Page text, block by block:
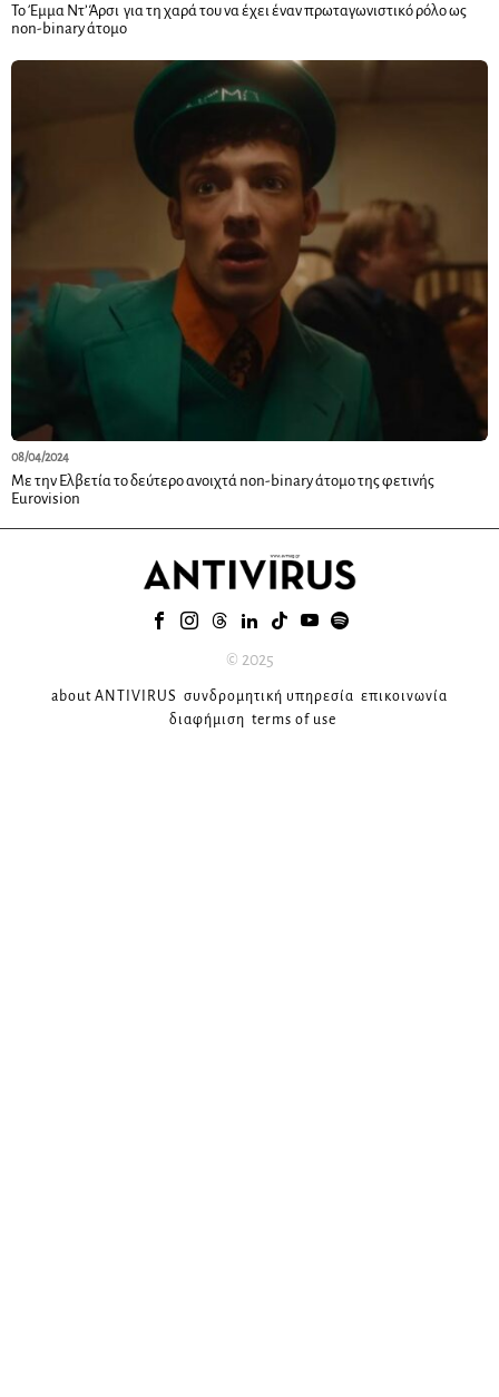
Το Έμμα Ντ’Άρσι για τη χαρά του να έχει έναν πρωταγωνιστικό ρόλο ως
non-binary άτομο
08/04/2024
Με την Ελβετία το δεύτερο ανοιχτά non-binary άτομο της φετινής
Eurovision
© 2025
about ANTIVIRUS συνδρομητική υπηρεσία επικοινωνία
διαφήμιση terms of use